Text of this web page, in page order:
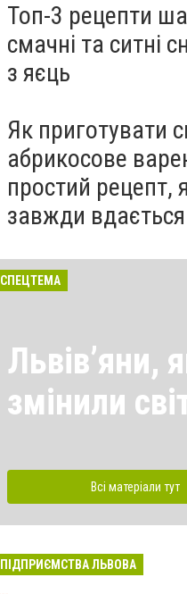
Топ-3 рецепти
смачні та ситні
з яєць
Як приготувати
абрикосове
простий рецепт,
завжди вдається
СПЕЦТЕМА
Львівʼяни,
змінили
Всі матеріали тут
ПІДПРИЄМСТВА ЛЬВОВА